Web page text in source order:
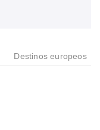
Destinos europeos